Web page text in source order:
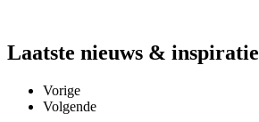
Laatste nieuws & inspiratie
Vorige
Volgende